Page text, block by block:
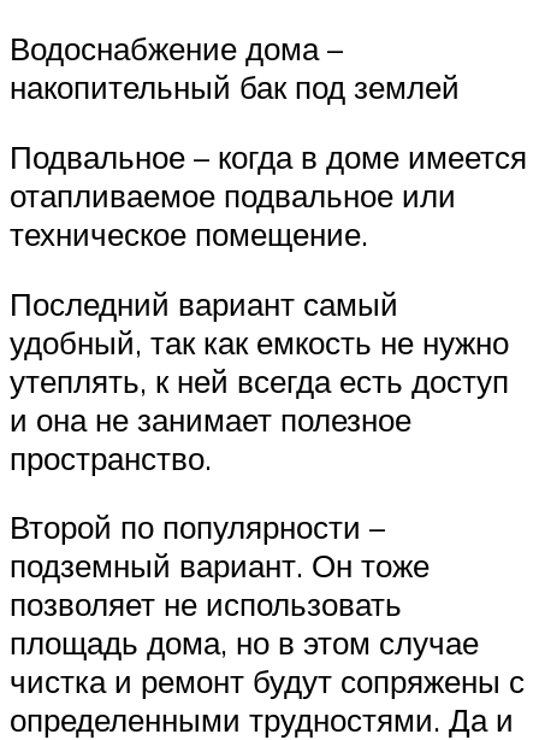
Водоснабжение дома –
накопительный бак под землей
Подвальное – когда в доме имеется
отапливаемое подвальное или
техническое помещение.
Последний вариант самый
удобный, так как емкость не нужно
утеплять, к ней всегда есть доступ
и она не занимает полезное
пространство.
Второй по популярности –
подземный вариант. Он тоже
позволяет не использовать
площадь дома, но в этом случае
чистка и ремонт будут сопряжены с
определенными трудностями. Да и